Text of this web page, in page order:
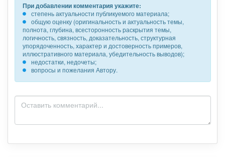
При добавлении комментария укажите:
степень актуальности публикуемого материала;
общую оценку (оригинальность и актуальность темы,
полнота, глубина, всесторонность раскрытия темы,
логичность, связность, доказательность, структурная
упорядоченность, характер и достоверность примеров,
иллюстративного материала, убедительность выводов);
недостатки, недочеты;
вопросы и пожелания Автору.